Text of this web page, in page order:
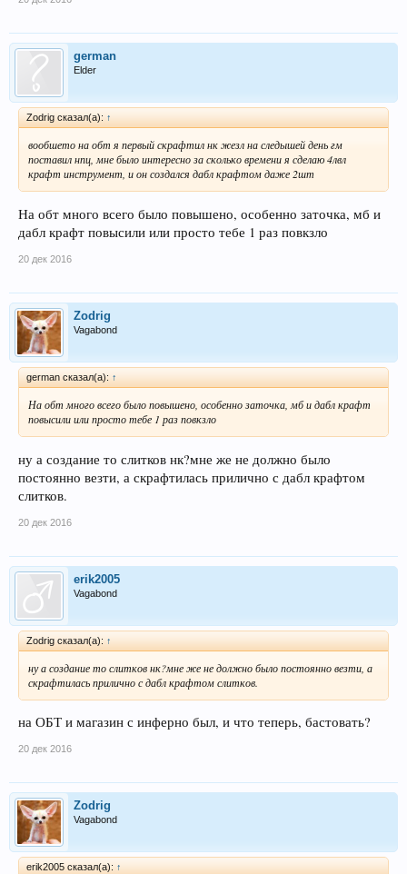
german
Elder
Zodrig сказал(а): ↑
вообшето на обт я первый скрафтил нк жезл на следышей день гм
поставил нпц, мне было интересно за сколько времени я сделаю 4лвл
крафт инструмент, и он создался дабл крафтом даже 2шт
На обт много всего было повышено, особенно заточка, мб и
дабл крафт повысили или просто тебе 1 раз повкзло
20 дек 2016
Zodrig
Vagabond
german сказал(а): ↑
На обт много всего было повышено, особенно заточка, мб и дабл крафт
повысили или просто тебе 1 раз повкзло
ну а создание то слитков нк?мне же не должно было
постоянно везти, а скрафтилась прилично с дабл крафтом
слитков.
20 дек 2016
erik2005
Vagabond
Zodrig сказал(а): ↑
ну а создание то слитков нк?мне же не должно было постоянно везти, а
скрафтилась прилично с дабл крафтом слитков.
на ОБТ и магазин с инферно был, и что теперь, бастовать?
20 дек 2016
Zodrig
Vagabond
erik2005 сказал(а): ↑